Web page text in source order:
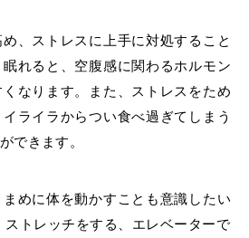
、ストレスに上手に対処すること
れると、空腹感に関わるホルモン
なります。また、ストレスをため
ライラからつい食べ過ぎてしまう
できます。
めに体を動かすことも意識したい
トレッチをする、エレベーターで